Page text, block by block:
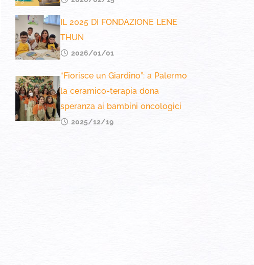
IL 2025 DI FONDAZIONE LENE
THUN
2026/01/01
“Fiorisce un Giardino”: a Palermo
la ceramico-terapia dona
speranza ai bambini oncologici
2025/12/19